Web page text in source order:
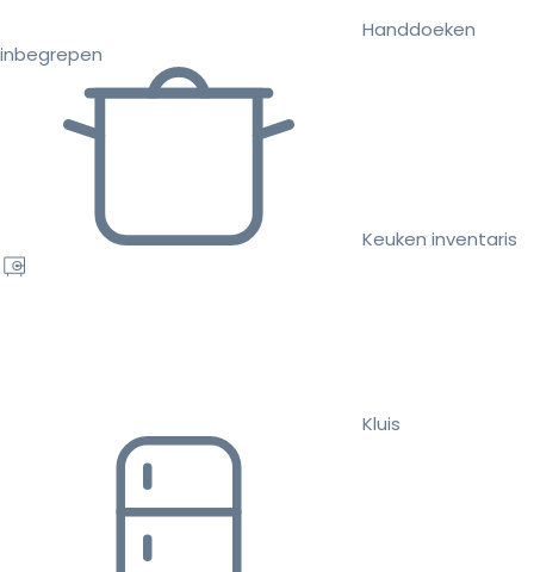
Handdoeken
inbegrepen
Keuken inventaris
Kluis